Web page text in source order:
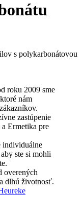
s polykarbonátovou
roku 2009 sme
nám
zastúpenie
Ermetika pre
individuálne
ste si mohli
overených
dlhú životnosť.